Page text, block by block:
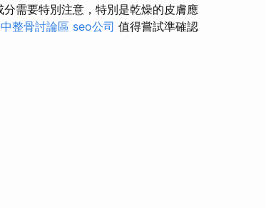
分需要特別注意，特別是乾燥的皮膚應
整骨討論區 seo公司 值得嘗試準確認